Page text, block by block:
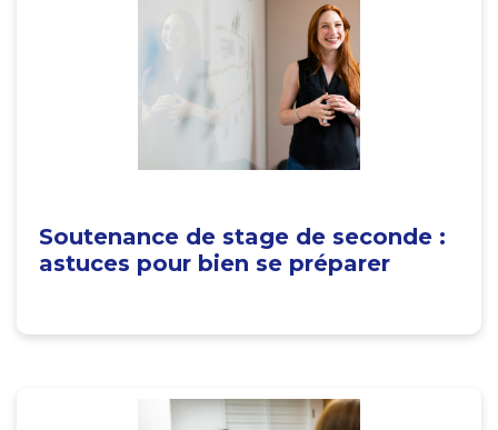
Soutenance de stage de seconde :
astuces pour bien se préparer